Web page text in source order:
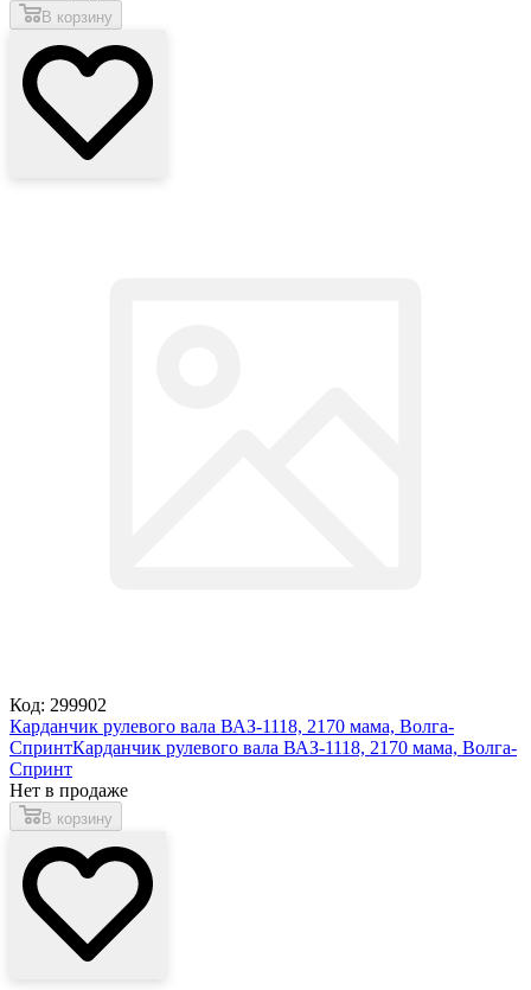
В корзину
Код: 299902
Карданчик рулевого вала ВАЗ-1118, 2170 мама, Волга-
СпринтКарданчик рулевого вала ВАЗ-1118, 2170 мама, Волга-
Спринт
Нет в продаже
В корзину